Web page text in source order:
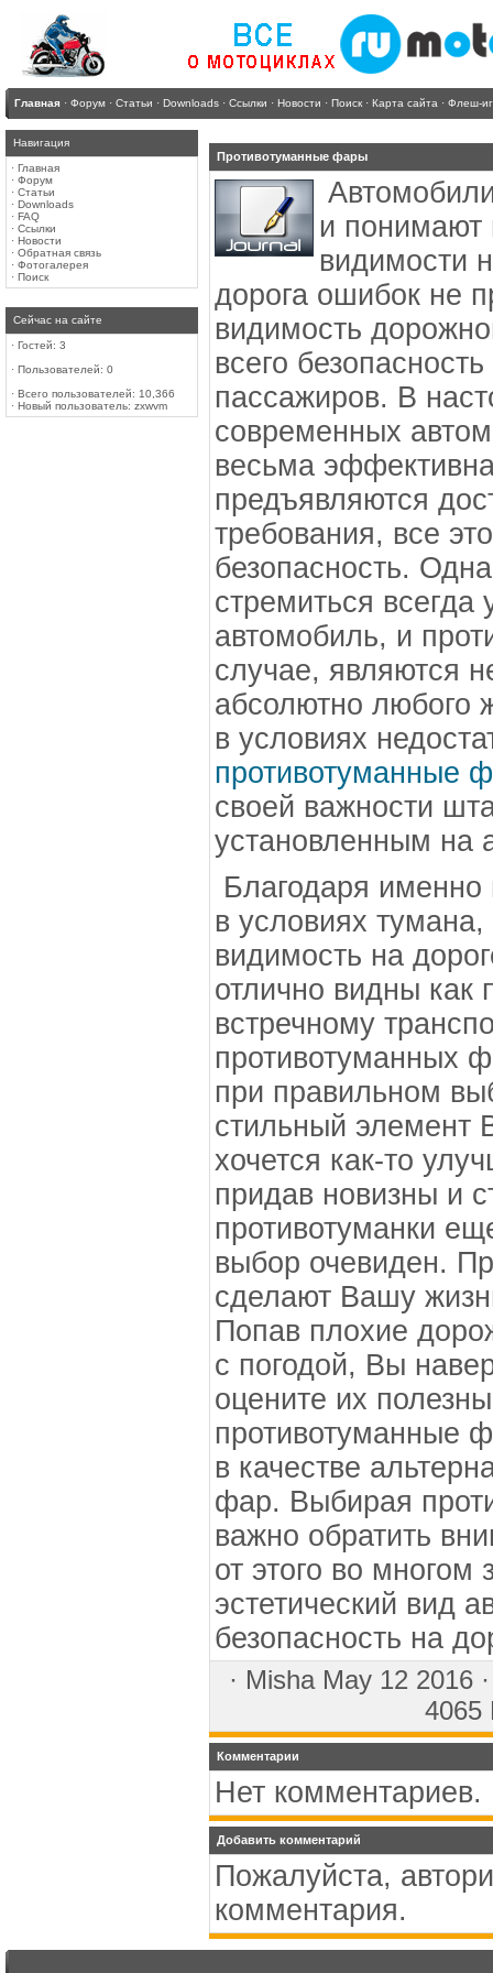
Главная · Форум · Статьи · Downloads · Ссылки · Новости · Поиск · Карта сайта · Флеш-
Навигация
· Главная
· Форум
· Статьи
· Downloads
· FAQ
· Ссылки
· Новости
· Обратная связь
· Фотогалерея
· Поиск
Сейчас на сайте
· Гостей: 3
· Пользователей: 0
· Всего пользователей: 10,366
· Новый пользователь: zxwvm
Противотуманные фары
и понимают
видимости
дорога ошибок не
видимость
всего
пассажиров. В
современных
весьма
предъявляются
требования, все
безопасность.
стремиться всегда
автомобиль, и
случае, являются
абсолютно любого
в условиях
противотуманные
своей важности
установленным на
Благодаря
в условиях
видимость на
отлично видны как
встречному
противотуманных
при правильном
стильный элемент
хочется как-то
придав новизны и
противотуманки
выбор очевиден.
сделают Вашу
Попав плохие
с погодой, Вы
оцените их
противотуманные
в качестве
фар. Выбирая
важно обратить
от этого во многом
эстетический вид
безопасность на
· MishaMay 12 2016
4065
Комментарии
Нет комментариев.
Добавить комментарий
Пожалуйста,
комментария.